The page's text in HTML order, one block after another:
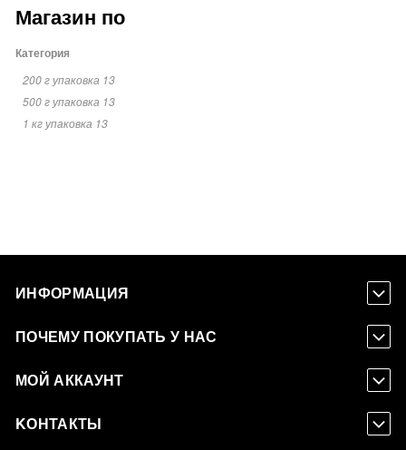
Магазин по
Категория
200 г упаковка 13
500 г упаковка 13
1 кг упаковка 13
ИНФОРМАЦИЯ
ПОЧЕМУ ПОКУПАТЬ У НАС
МОЙ АККАУНТ
KОНТАКТЫ